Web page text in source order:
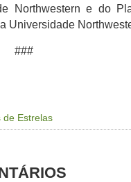
Northwestern e do
Universidade
###
de Estrelas